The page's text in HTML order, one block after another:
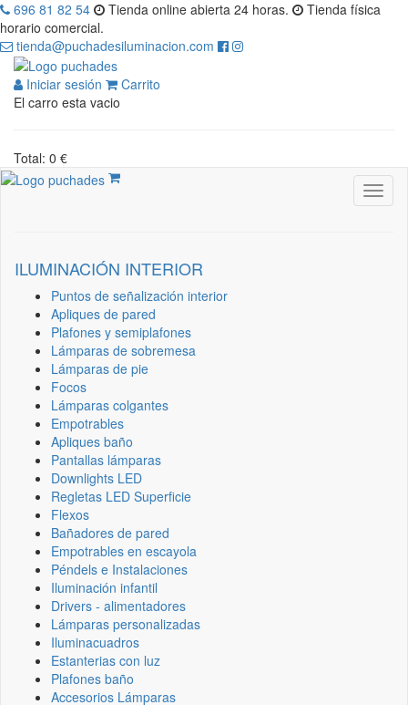
696 81 82 54 Tienda online abierta 24 horas.
Tienda física
horario comercial.
tienda@puchadesiluminacion.com
Iniciar sesión
Carrito
El carro esta vacio
Total: 0 €
ILUMINACIÓN INTERIOR
Puntos de señalización interior
Apliques de pared
Plafones y semiplafones
Lámparas de sobremesa
Lámparas de pie
Focos
Lámparas colgantes
Empotrables
Apliques baño
Pantallas lámparas
Downlights LED
Regletas LED Superficie
Flexos
Bañadores de pared
Empotrables en escayola
Péndels e Instalaciones
Iluminación infantil
Drivers - alimentadores
Lámparas personalizadas
Iluminacuadros
Estanterias con luz
Plafones baño
Accesorios Lámparas